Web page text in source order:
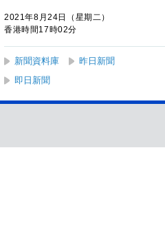
2021年8月24日（星期二）
香港時間17時02分
新聞資料庫 昨日新聞
即日新聞